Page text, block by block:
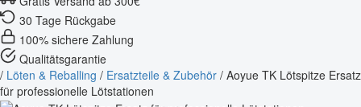
30 Tage Rückgabe
100% sichere Zahlung
Qualitätsgarantie
/ Löten & Reballing / Ersatzteile & Zubehör / Aoyue TK Lötspitze Ersatz
für professionelle Lötstationen